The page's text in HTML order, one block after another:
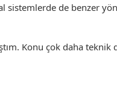
sistemlerde de benzer
Konu çok daha teknik